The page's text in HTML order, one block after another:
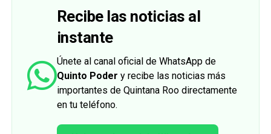
Recibe las noticias al
instante
Únete al canal oficial de WhatsApp de
Quinto Poder y recibe las noticias más
importantes de Quintana Roo directamente
en tu teléfono.